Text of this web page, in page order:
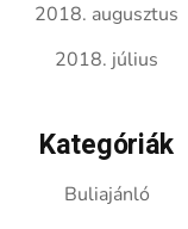
2018. augusztus
2018. július
Kategóriák
Buliajánló